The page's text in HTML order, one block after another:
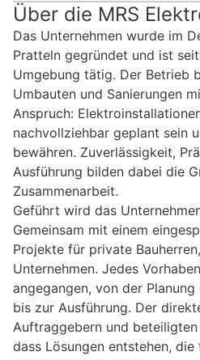
Über die MRS
Das Unternehmen wurde im
Pratteln gegründet und ist
Umgebung tätig. Der Betrieb
Umbauten und Sanierungen
Anspruch:
nachvollziehbar geplant sein
bewähren. Zuverlässigkeit,
Ausführung bilden dabei die
Zusammenarbeit.
Geführt wird das
Gemeinsam mit einem
Projekte für private
Unternehmen. Jedes
angegangen, von der
bis zur Ausführung. Der
Auftraggebern und
dass Lösungen entstehen,